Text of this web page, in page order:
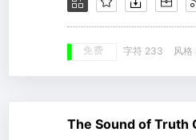
免费 字符 233 风格
The Sound of Truth